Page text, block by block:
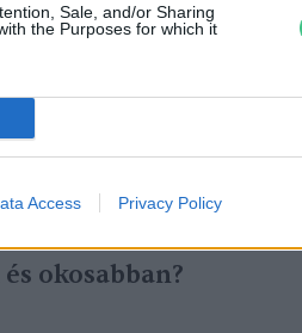
Sale, and/or Sharing
the Purposes for which it
Access Privacy Policy
okosabban?